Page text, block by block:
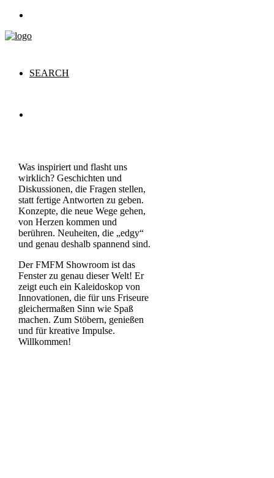
SEARCH
Was inspiriert und flasht uns
wirklich? Geschichten und
Diskussionen, die Fragen stellen,
statt fertige Antworten zu geben.
Konzepte, die neue Wege gehen,
von Herzen kommen und
berühren. Neuheiten, die „edgy“
und genau deshalb spannend sind.
Der FMFM Showroom ist das
Fenster zu genau dieser Welt! Er
zeigt euch ein Kaleidoskop von
Innovationen, die für uns Friseure
gleichermaßen Sinn wie Spaß
machen. Zum Stöbern, genießen
und für kreative Impulse.
Willkommen!